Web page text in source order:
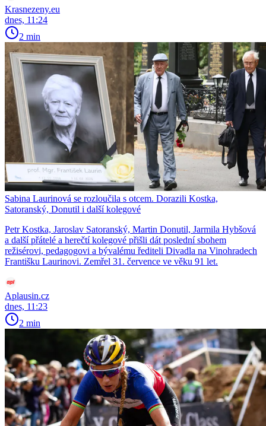
Krasnezeny.eu
dnes, 11:24
2 min
Sabina Laurinová se rozloučila s otcem. Dorazili Kostka,
Satoranský, Donutil i další kolegové
Petr Kostka, Jaroslav Satoranský, Martin Donutil, Jarmila Hybšová
a další přátelé a herečtí kolegové přišli dát poslední sbohem
režisérovi, pedagogovi a bývalému řediteli Divadla na Vinohradech
Františku Laurinovi. Zemřel 31. července ve věku 91 let.
Aplausin.cz
dnes, 11:23
2 min